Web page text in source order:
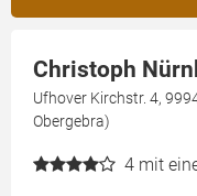
Christoph
Ufhover Kirchstr. 4,
Obergebra)
4 mit